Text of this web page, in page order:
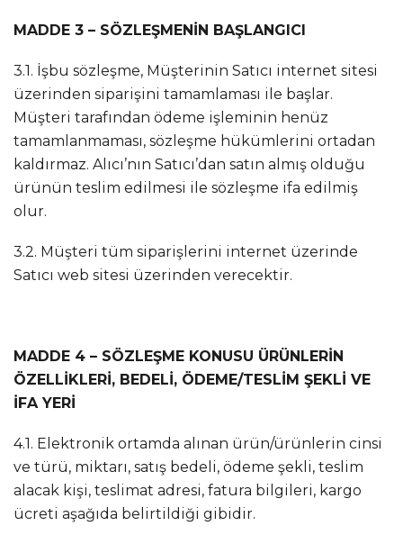
MADDE 3 – SÖZLEŞMENİN BAŞLANGICI
3.1. İşbu sözleşme, Müşterinin Satıcı internet sitesi
üzerinden siparişini tamamlaması ile başlar.
Müşteri tarafından ödeme işleminin henüz
tamamlanmaması, sözleşme hükümlerini ortadan
kaldırmaz. Alıcı’nın Satıcı’dan satın almış olduğu
ürünün teslim edilmesi ile sözleşme ifa edilmiş
olur.
3.2. Müşteri tüm siparişlerini internet üzerinde
Satıcı web sitesi üzerinden verecektir.
MADDE 4 – SÖZLEŞME KONUSU ÜRÜNLERİN
ÖZELLİKLERİ, BEDELİ, ÖDEME/TESLİM ŞEKLİ VE
İFA YERİ
4.1. Elektronik ortamda alınan ürün/ürünlerin cinsi
ve türü, miktarı, satış bedeli, ödeme şekli, teslim
alacak kişi, teslimat adresi, fatura bilgileri, kargo
ücreti aşağıda belirtildiği gibidir.